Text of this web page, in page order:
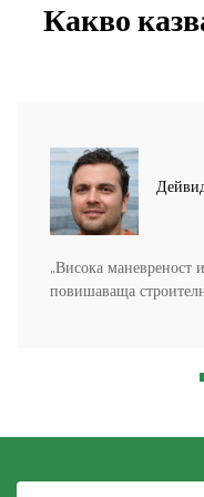
Какво
„Висока маневреност
повишаваща